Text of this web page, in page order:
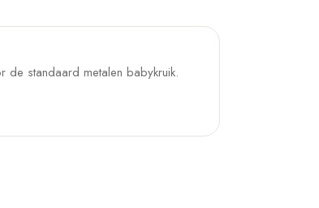
de standaard metalen babykruik.